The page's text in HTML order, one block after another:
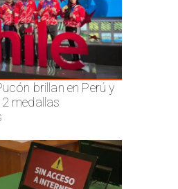
brillan en Perú y
medallas